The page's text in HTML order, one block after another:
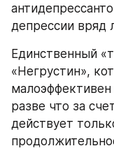
депрессии вряд
Единственный
«Негрустин»,
разве что за
действует